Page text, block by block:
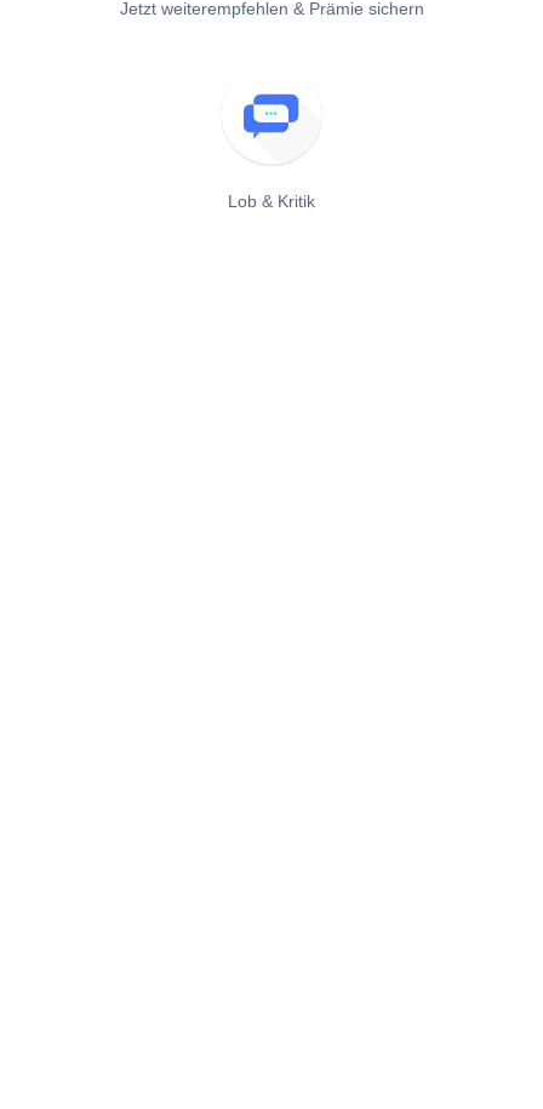
Jetzt weiterempfehlen & Prämie sichern
Lob & Kritik